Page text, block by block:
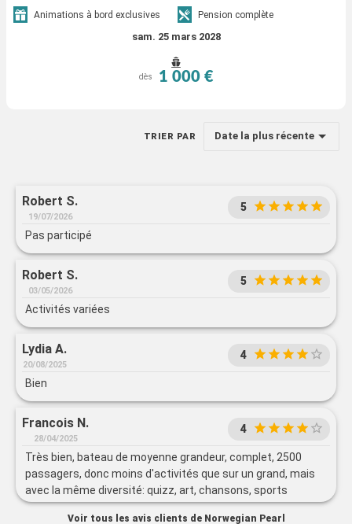
Animations à bord exclusives Pension complète
sam. 25 mars 2028
dès 1 000 €
TRIER PAR Date la plus récente
Robert S.
19/07/2026
5
Pas participé
Robert S.
03/05/2026
5
Activités variées
Lydia A.
20/08/2025
4
Bien
Francois N.
28/04/2025
4
Très bien, bateau de moyenne grandeur, complet, 2500
passagers, donc moins d'activités que sur un grand, mais
avec la même diversité: quizz, art, chansons, sports
décoration moderne et sobre 6 restaurants de specialités,
Voir tous les avis clients de Norwegian Pearl